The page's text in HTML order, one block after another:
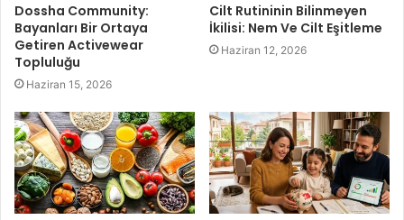
Dossha Community:
Bayanları Bir Ortaya
Getiren Activewear
Topluluğu
Haziran 15, 2026
Cilt Rutininin Bilinmeyen
İkilisi: Nem Ve Cilt Eşitleme
Haziran 12, 2026